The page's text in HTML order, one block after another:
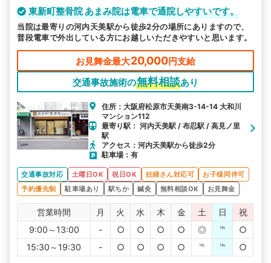
東新町整骨院 あまみ院は電車で通院しやすいです。
当院は最寄りの河内天美駅から徒歩2分の場所にありますので、
普段電車で外出している方にお越しいただきやすいと思います。
お見舞金最大20,000円支給
交通事故施術の無料相談あり
住所：大阪府松原市天美南3-14-14 大和川
マンション112
最寄り駅： 河内天美駅 / 布忍駅 / 高見ノ里
駅
アクセス：河内天美駅から徒歩2分
駐車場：有
交通事故対応 土曜日OK 祝日OK 妊婦さん対応可
お子様同伴可
予約優先制
駐車場あり 駅ちか 鍼灸 無料相談OK お見舞金
営業時間 月 火 水 木 金 土 日
祝
9:00～13:00
- ○ ○ ○ ○ ◎ ℡
○
15:30～19:30
- ○ ○ ○ ○ ℡ ℡ ○